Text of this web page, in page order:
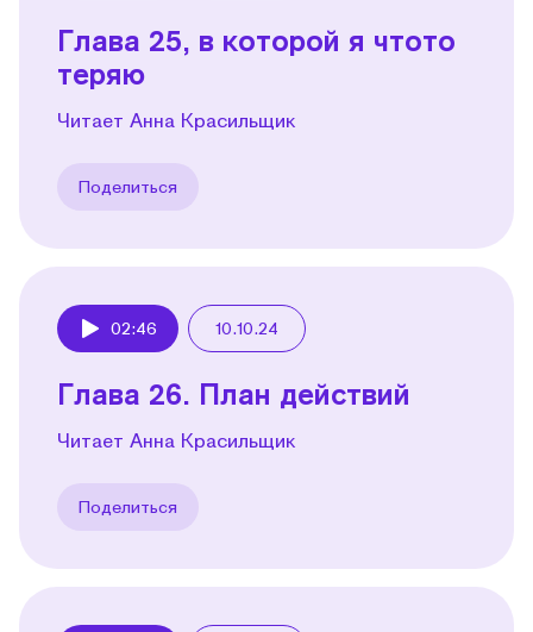
Глава 25, в которой я чтото
теряю
Читает Анна Красильщик
Поделиться
02:46 10.10.24
Глава 26. План действий
Читает Анна Красильщик
Поделиться